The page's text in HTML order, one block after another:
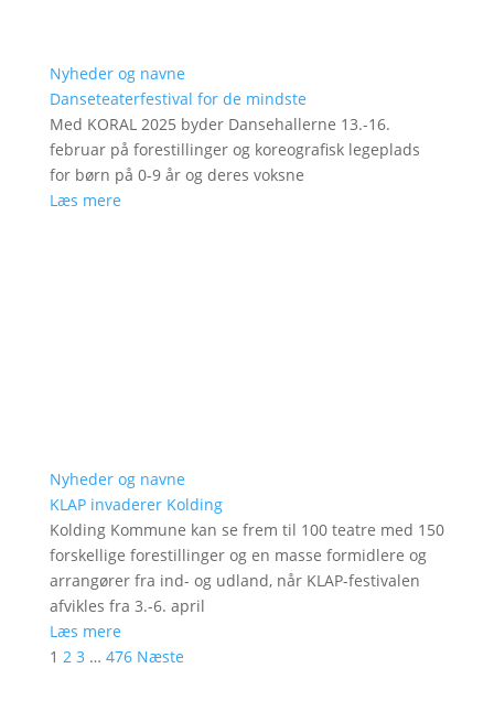
Nyheder og navne
Danseteaterfestival for de mindste
Med KORAL 2025 byder Dansehallerne 13.-16.
februar på forestillinger og koreografisk legeplads
for børn på 0-9 år og deres voksne
Læs mere
Nyheder og navne
KLAP invaderer Kolding
Kolding Kommune kan se frem til 100 teatre med 150
forskellige forestillinger og en masse formidlere og
arrangører fra ind- og udland, når KLAP-festivalen
afvikles fra 3.-6. april
Læs mere
1 2 3 … 476 Næste